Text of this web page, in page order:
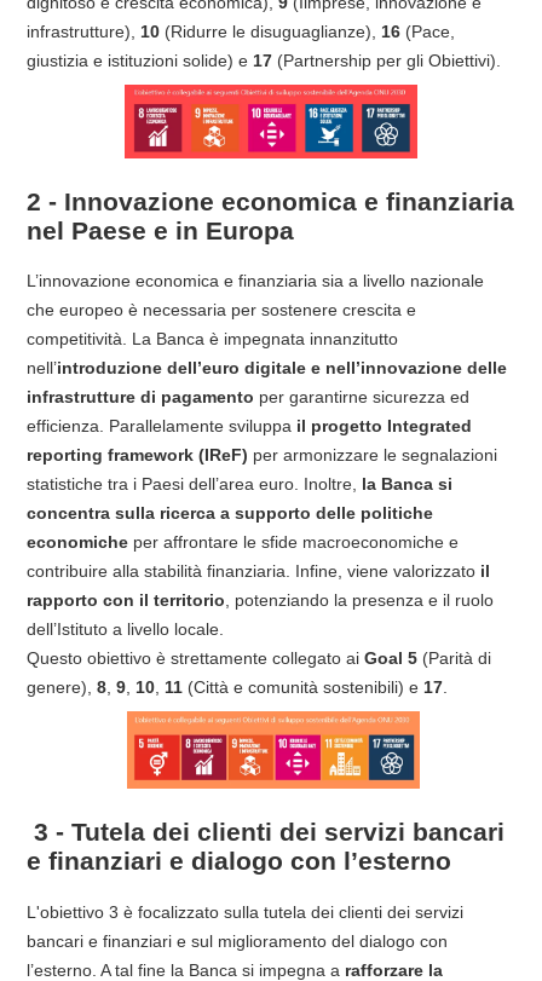
infrastrutture), 10 (Ridurre le disuguaglianze), 16 (Pace,
giustizia e istituzioni solide) e 17 (Partnership per gli Obiettivi).
2 - Innovazione economica e finanziaria
nel Paese e in Europa
L’innovazione economica e finanziaria sia a livello nazionale
che europeo è necessaria per sostenere crescita e
competitività. La Banca è impegnata innanzitutto
nell’introduzione dell’euro digitale e nell’innovazione delle
infrastrutture di pagamento per garantirne sicurezza ed
efficienza. Parallelamente sviluppa il progetto Integrated
reporting framework (IReF) per armonizzare le segnalazioni
statistiche tra i Paesi dell’area euro. Inoltre, la Banca si
concentra sulla ricerca a supporto delle politiche
economiche per affrontare le sfide macroeconomiche e
contribuire alla stabilità finanziaria. Infine, viene valorizzato il
rapporto con il territorio , potenziando la presenza e il ruolo
dell’Istituto a livello locale.
Questo obiettivo è strettamente collegato ai Goal 5 (Parità di
genere), 8 9 10 11 (Città e comunità sostenibili) e 17
3 - Tutela dei clienti dei servizi bancari
e finanziari e dialogo con l’esterno
L'obiettivo 3 è focalizzato sulla tutela dei clienti dei servizi
bancari e finanziari e sul miglioramento del dialogo con
l’esterno. A tal fine la Banca si impegna a rafforzare la